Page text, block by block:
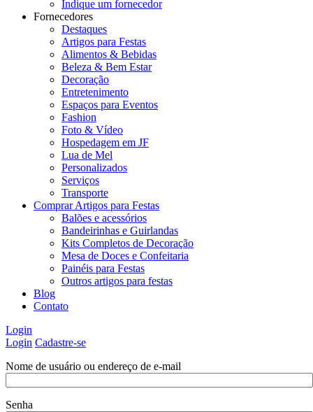
Indique um fornecedor
Fornecedores
Destaques
Artigos para Festas
Alimentos & Bebidas
Beleza & Bem Estar
Decoração
Entretenimento
Espaços para Eventos
Fashion
Foto & Vídeo
Hospedagem em JF
Lua de Mel
Personalizados
Serviços
Transporte
Comprar Artigos para Festas
Balões e acessórios
Bandeirinhas e Guirlandas
Kits Completos de Decoração
Mesa de Doces e Confeitaria
Painéis para Festas
Outros artigos para festas
Blog
Contato
Login
Login Cadastre-se
Nome de usuário ou endereço de e-mail
Senha